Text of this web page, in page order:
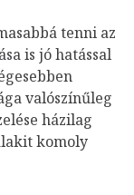
tenni az
is jó hatással
valószínűleg
házilag
komoly